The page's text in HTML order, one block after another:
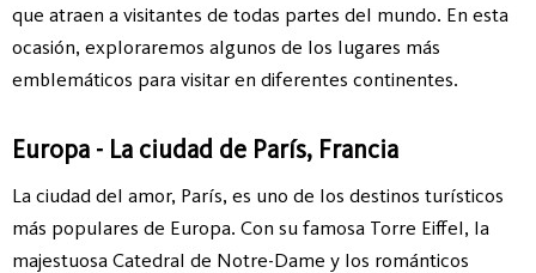
que atraen a visitantes de todas partes del mundo. En esta
ocasión, exploraremos algunos de los lugares más
emblemáticos para visitar en diferentes continentes.
Europa - La ciudad de París, Francia
La ciudad del amor, París, es uno de los destinos turísticos
más populares de Europa. Con su famosa Torre Eiffel, la
majestuosa Catedral de Notre-Dame y los románticos